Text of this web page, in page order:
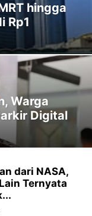
hingga
Rp1
Warga
Digital
dari NASA,
Ternyata